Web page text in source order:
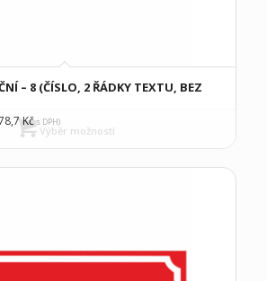
– 8 (ČÍSLO, 2 ŘÁDKY TEXTU, BEZ
Kčs DPH)
Výběr možností